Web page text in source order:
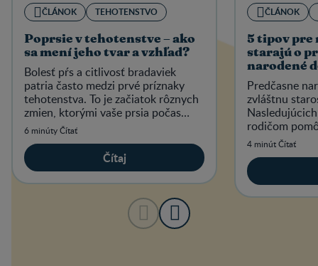
ČLÁNOK TEHOTENSTVO
Poprsie v tehotenstve – ako
sa mení jeho tvar a vzhľad?
Bolesť pŕs a citlivosť bradaviek
patria často medzi prvé príznaky
tehotenstva. To je začiatok rôznych
zmien, ktorými vaše prsia počas
tohto obdobia prejdú.
6 minúty Čítať
Čítaj
ČLÁNOK
5 tipov pre
starajú o
narodené
Predčasne
zvláštnu
rodičom
predčasne
4 minút Čítať